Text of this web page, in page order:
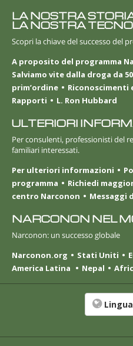
LA NOSTRA
LA NOSTRA
Scopri la chiave del successo del
A proposito del programma
Salviamo vite dalla droga da
prim’ordine
Riconoscimenti
Rapporti
L. Ron Hubbard
ULTERIORI
Per consulenti, professionisti del
familiari interessati.
Per ulteriori informazioni
programma
Richiedi
centro Narconon
Messaggi
NARCONON NEL
Narconon: un successo globale
Narconon.org
Stati Uniti
America Latina
Nepal